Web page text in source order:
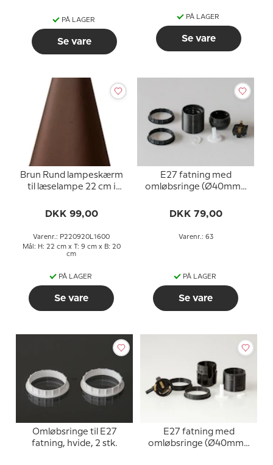
PÅ LAGER
Se vare
PÅ LAGER
Se vare
Brun Rund lampeskærm
til læselampe 22 cm i
med gevind og
DKK 99,00
Varenr.: P220920L1600
Mål: H: 22 cm x T: 9 cm x B: 20
cm
PÅ LAGER
Se vare
E27 fatning med
omløbsringe (Ø40mm),
DKK 79,00
Varenr.: 63
PÅ LAGER
Se vare
Omløbsringe til E27
fatning, hvide, 2 stk.
E27 fatning med
omløbsringe (Ø40mm),